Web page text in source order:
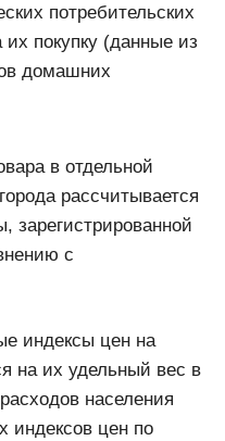
потребительских
покупку (данные из
домашних
в отдельной
рассчитывается
зарегистрированной
с
индексы цен на
на их удельный вес в
населения
индексов цен по